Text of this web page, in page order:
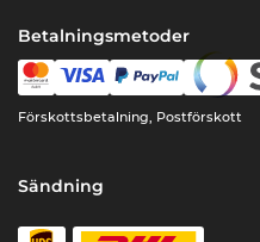
Betalningsmetoder
Förskottsbetalning, Postförskott
Sändning